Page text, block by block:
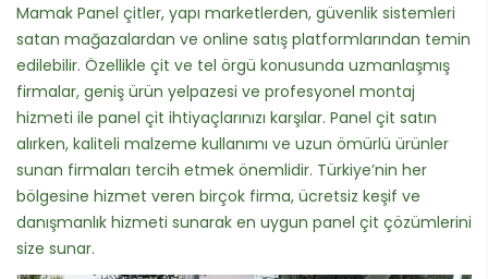
Mamak Panel çitler, yapı marketlerden, güvenlik sistemleri
satan mağazalardan ve online satış platformlarından temin
edilebilir. Özellikle çit ve tel örgü konusunda uzmanlaşmış
firmalar, geniş ürün yelpazesi ve profesyonel montaj
hizmeti ile panel çit ihtiyaçlarınızı karşılar. Panel çit satın
alırken, kaliteli malzeme kullanımı ve uzun ömürlü ürünler
sunan firmaları tercih etmek önemlidir. Türkiye’nin her
bölgesine hizmet veren birçok firma, ücretsiz keşif ve
danışmanlık hizmeti sunarak en uygun panel çit çözümlerini
size sunar.